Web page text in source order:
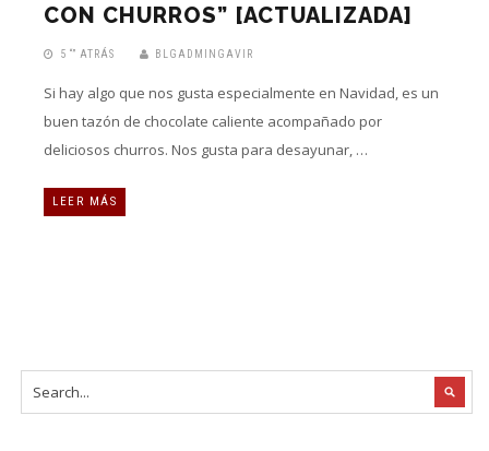
CON CHURROS” [ACTUALIZADA]
5 “” ATRÁS BLGADMINGAVIR
Si hay algo que nos gusta especialmente en Navidad, es un
buen tazón de chocolate caliente acompañado por
deliciosos churros. Nos gusta para desayunar, …
LEER MÁS